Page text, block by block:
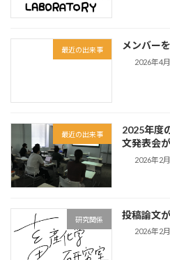
最近の出来事 メンバー
2026年4
最近の出来事
2025年度
文発表会
2026年2
研究関係 投稿論文
2026年2